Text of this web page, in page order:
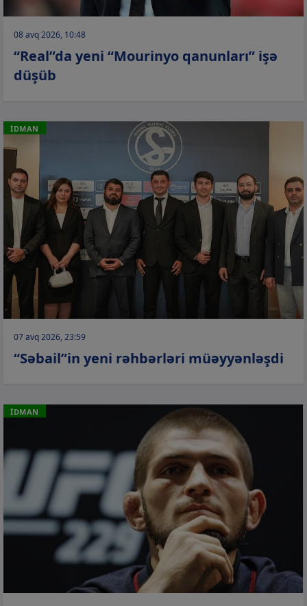
08 avq 2026, 10:48
“Real”da yeni “Mourinyo qanunları” işə
düşüb
İDMAN
07 avq 2026, 23:59
“Səbail”in yeni rəhbərləri müəyyənləşdi
İDMAN